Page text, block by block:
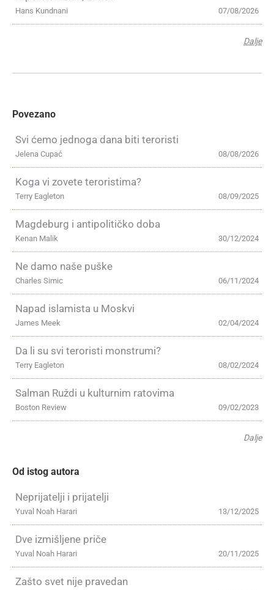
07/08/2026
Hans Kundnani
Dalje
Povezano
Svi ćemo jednoga dana biti teroristi
08/08/2026
Jelena Cupać
Koga vi zovete teroristima?
08/09/2025
Terry Eagleton
Magdeburg i antipolitičko doba
30/12/2024
Kenan Malik
Ne damo naše puške
06/11/2024
Charles Simic
Napad islamista u Moskvi
02/04/2024
James Meek
Da li su svi teroristi monstrumi?
08/02/2024
Terry Eagleton
Salman Ruždi u kulturnim ratovima
09/02/2023
Boston Review
Dalje
Od istog autora
Neprijatelji i prijatelji
13/12/2025
Yuval Noah Harari
Dve izmišljene priče
20/11/2025
Yuval Noah Harari
Zašto svet nije pravedan